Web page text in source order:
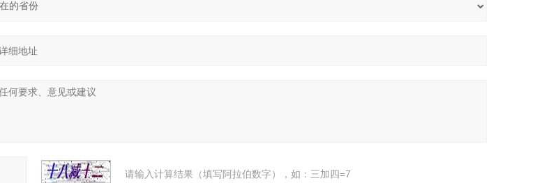
请输入计算结果（填写阿拉伯数字），如：三加四=7